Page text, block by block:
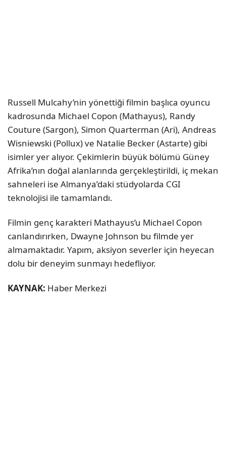
Russell Mulcahy’nin yönettiği filmin başlıca oyuncu
kadrosunda Michael Copon (Mathayus), Randy
Couture (Sargon), Simon Quarterman (Ari), Andreas
Wisniewski (Pollux) ve Natalie Becker (Astarte) gibi
isimler yer alıyor. Çekimlerin büyük bölümü Güney
Afrika’nın doğal alanlarında gerçekleştirildi, iç mekan
sahneleri ise Almanya’daki stüdyolarda CGI
teknolojisi ile tamamlandı.
Filmin genç karakteri Mathayus’u Michael Copon
canlandırırken, Dwayne Johnson bu filmde yer
almamaktadır. Yapım, aksiyon severler için heyecan
dolu bir deneyim sunmayı hedefliyor.
KAYNAK: Haber Merkezi